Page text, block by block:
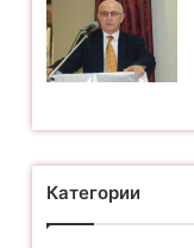
Категории